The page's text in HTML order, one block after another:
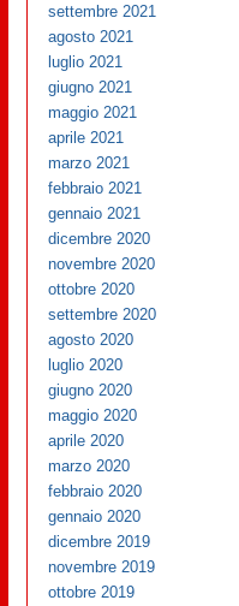
settembre 2021
agosto 2021
luglio 2021
giugno 2021
maggio 2021
aprile 2021
marzo 2021
febbraio 2021
gennaio 2021
dicembre 2020
novembre 2020
ottobre 2020
settembre 2020
agosto 2020
luglio 2020
giugno 2020
maggio 2020
aprile 2020
marzo 2020
febbraio 2020
gennaio 2020
dicembre 2019
novembre 2019
ottobre 2019